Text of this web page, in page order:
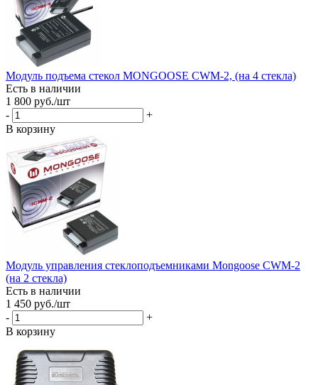
Модуль подъема стекол MONGOOSE CWM-2, (на 4 стекла)
Есть в наличии
1 800 руб./шт
-
+
В корзину
Модуль управления стеклоподъемниками Mongoose CWM-2
(на 2 стекла)
Есть в наличии
1 450 руб./шт
-
+
В корзину